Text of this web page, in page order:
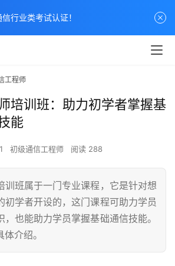
工程师
培训班：助力初学者掌握基
能
初级通信工程师 阅读 288
训班属于一门专业课程，它是针对想
初学者开设的，这门课程可助力学员
也能助力学员掌握基础通信技能。
介绍。
行业类考试认证！